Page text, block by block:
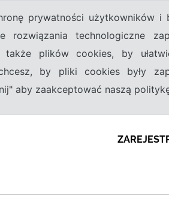
prywatności użytkowników i
rozwiązania technologiczne
także plików cookies, by
by pliki cookies były
aby zaakceptować naszą